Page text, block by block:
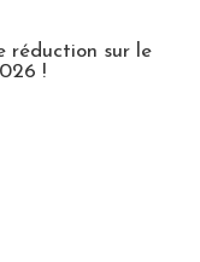
réduction sur le
!